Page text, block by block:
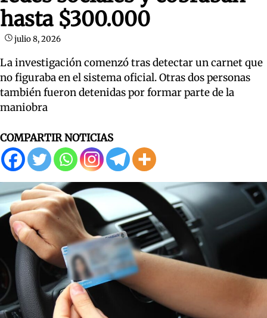
hasta $300.000
julio 8, 2026
La investigación comenzó tras detectar un carnet que
no figuraba en el sistema oficial. Otras dos personas
también fueron detenidas por formar parte de la
maniobra
COMPARTIR NOTICIAS